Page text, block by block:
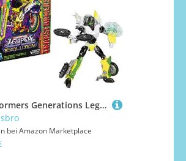
Transformers Generations Legacy Evolution Deluxe Class Action Figurine G2 Universe Laser Cycle 14 cm
bei Amazon Marketplace